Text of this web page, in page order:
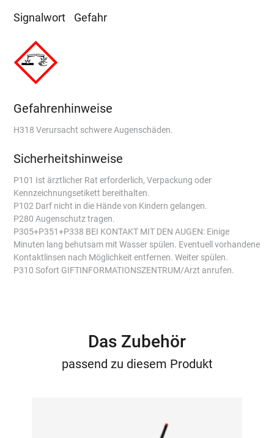
Signalwort Gefahr
Gefahrenhinweise
H318 Verursacht schwere Augenschäden.
Sicherheitshinweise
P101 Ist ärztlicher Rat erforderlich, Verpackung oder
Kennzeichnungsetikett bereithalten.
P102 Darf nicht in die Hände von Kindern gelangen.
P280 Augenschutz tragen.
P305+P351+P338 BEI KONTAKT MIT DEN AUGEN: Einige
Minuten lang behutsam mit Wasser spülen. Eventuell vorhandene
Kontaktlinsen nach Möglichkeit entfernen. Weiter spülen.
P310 Sofort GIFTINFORMATIONSZENTRUM/Arzt anrufen.
Das Zubehör
passend zu diesem Produkt